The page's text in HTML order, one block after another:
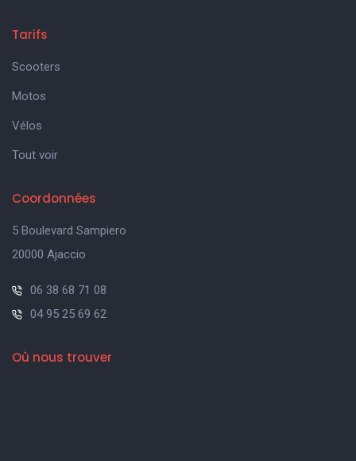
Tarifs
Scooters
Motos
Vélos
Tout voir
Coordonnées
5 Boulevard Sampiero
20000 Ajaccio
06 38 68 71 08
04 95 25 69 62
Où nous trouver